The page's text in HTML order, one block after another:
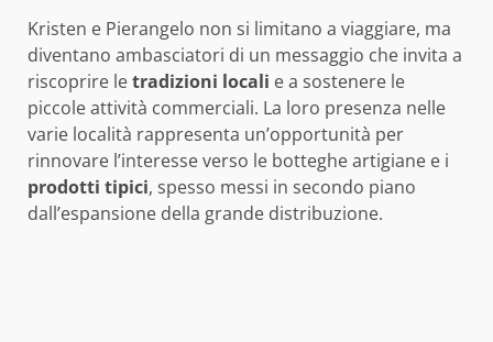
Kristen e Pierangelo non si limitano a viaggiare, ma
diventano ambasciatori di un messaggio che invita a
riscoprire letradizioni locali e a sostenere le
piccole attività commerciali. La loro presenza nelle
varie località rappresenta un’opportunità per
rinnovare l’interesse verso le botteghe artigiane e i
prodotti tipici, spesso messi in secondo piano
dall’espansione della grande distribuzione.